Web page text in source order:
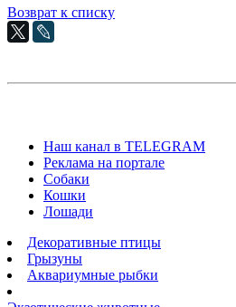
Возврат к списку
Наш канал в TELEGRAM
Реклама на портале
Собаки
Кошки
Лошади
Декоративные птицы
Грызуны
Аквариумные рыбки